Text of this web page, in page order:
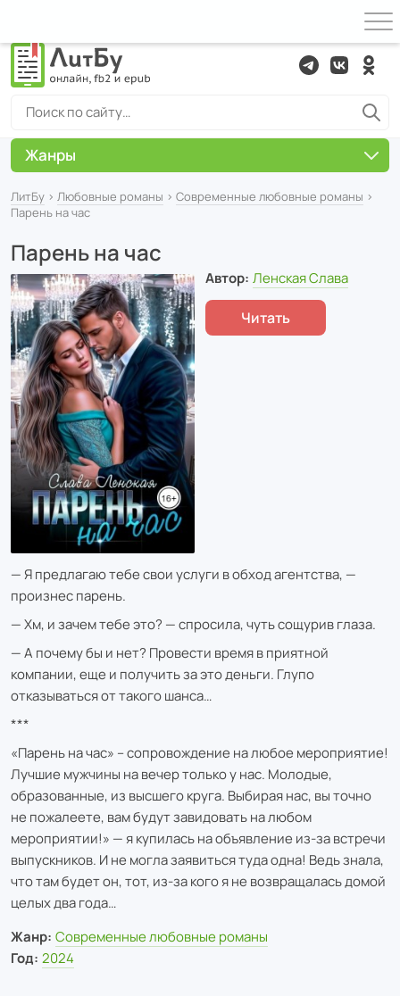
ЛитБу › Любовные романы › Современные любовные романы ›
Парень на час
Парень на час
Автор: Ленская Слава
Читать
— Я предлагаю тебе свои услуги в обход агентства, —
произнес парень.
— Хм, и зачем тебе это? — спросила, чуть сощурив глаза.
— А почему бы и нет? Провести время в приятной
компании, еще и получить за это деньги. Глупо
отказываться от такого шанса…
***
«Парень на час» – сопровождение на любое мероприятие!
Лучшие мужчины на вечер только у нас. Молодые,
образованные, из высшего круга. Выбирая нас, вы точно
не пожалеете, вам будут завидовать на любом
мероприятии!» — я купилась на объявление из-за встречи
выпускников. И не могла заявиться туда одна! Ведь знала,
что там будет он, тот, из-за кого я не возвращалась домой
целых два года…
Жанр: Современные любовные романы
Год: 2024
Жанры